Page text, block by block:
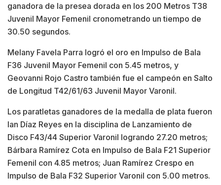
ganadora de la presea dorada en los 200 Metros T38
Juvenil Mayor Femenil cronometrando un tiempo de
30.50 segundos.
Melany Favela Parra logró el oro en Impulso de Bala
F36 Juvenil Mayor Femenil con 5.45 metros, y
Geovanni Rojo Castro también fue el campeón en Salto
de Longitud T42/61/63 Juvenil Mayor Varonil.
Los paratletas ganadores de la medalla de plata fueron
Ian Díaz Reyes en la disciplina de Lanzamiento de
Disco F43/44 Superior Varonil logrando 27.20 metros;
Bárbara Ramírez Cota en Impulso de Bala F21 Superior
Femenil con 4.85 metros; Juan Ramírez Crespo en
Impulso de Bala F32 Superior Varonil con 5.00 metros.